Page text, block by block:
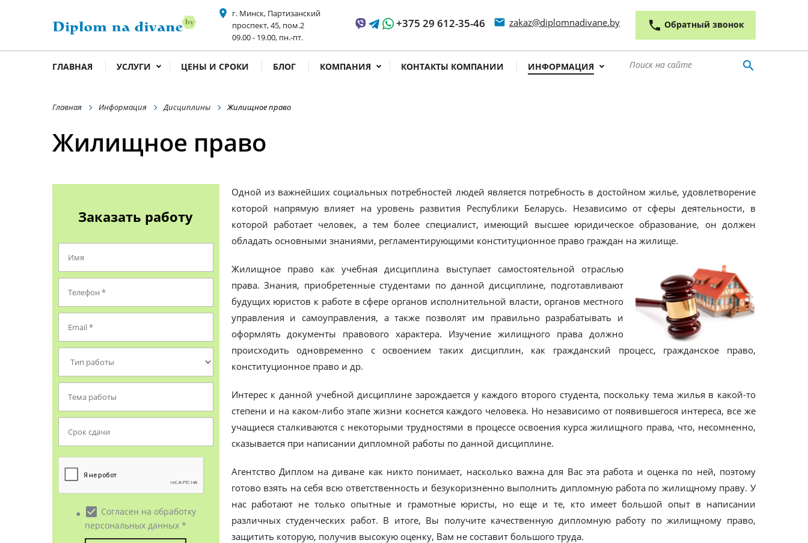
phone Обратный звонок
place г. Минск, Партизанский
проспект, 45, пом.2
access time
09.00 - 19.00, пн.-пт.
+375 29 612-35-46 email outline
zakaz@diplomnadivane.by
ГЛАВНАЯ УСЛУГИ ЦЕНЫ И СРОКИ БЛОГ КОМПАНИЯ КОНТАКТЫ КОМПАНИИ ИНФОРМАЦИЯ search
Главная Информация Дисциплины Жилищное право
Жилищное право
Заказать работу
• check_box Согласен на обработку
персональных данных *
Одной из важнейших социальных потребностей людей является потребность в достойном жилье, удовлетворение
которой напрямую влияет на уровень развития Республики Беларусь. Независимо от сферы деятельности, в
которой работает человек, а тем более специалист, имеющий высшее юридическое образование, он должен
обладать основными знаниями, регламентирующими конституционное право граждан на жилище.
Жилищное право как учебная дисциплина выступает самостоятельной отраслью
права. Знания, приобретенные студентами по данной дисциплине, подготавливают
будущих юристов к работе в сфере органов исполнительной власти, органов местного
управления и самоуправления, а также позволят им правильно разрабатывать и
оформлять документы правового характера. Изучение жилищного права должно
происходить одновременно с освоением таких дисциплин, как гражданский процесс, гражданское право,
конституционное право и др.
Интерес к данной учебной дисциплине зарождается у каждого второго студента, поскольку тема жилья в какой-то
степени и на каком-либо этапе жизни коснется каждого человека. Но независимо от появившегося интереса, все же
учащиеся сталкиваются с некоторыми трудностями в процессе освоения курса жилищного права, что, несомненно,
сказывается при написании дипломной работы по данной дисциплине.
Агентство Диплом на диване как никто понимает, насколько важна для Вас эта работа и оценка по ней, поэтому
готово взять на себя всю ответственность и безукоризненно выполнить дипломную работа по жилищному праву. У
нас работают не только опытные и грамотные юристы, но еще и те, кто имеет большой опыт в написании
различных студенческих работ. В итоге, Вы получите качественную дипломную работу по жилищному право,
защитить которую, получив высокую оценку, Вам не составит большого труда.